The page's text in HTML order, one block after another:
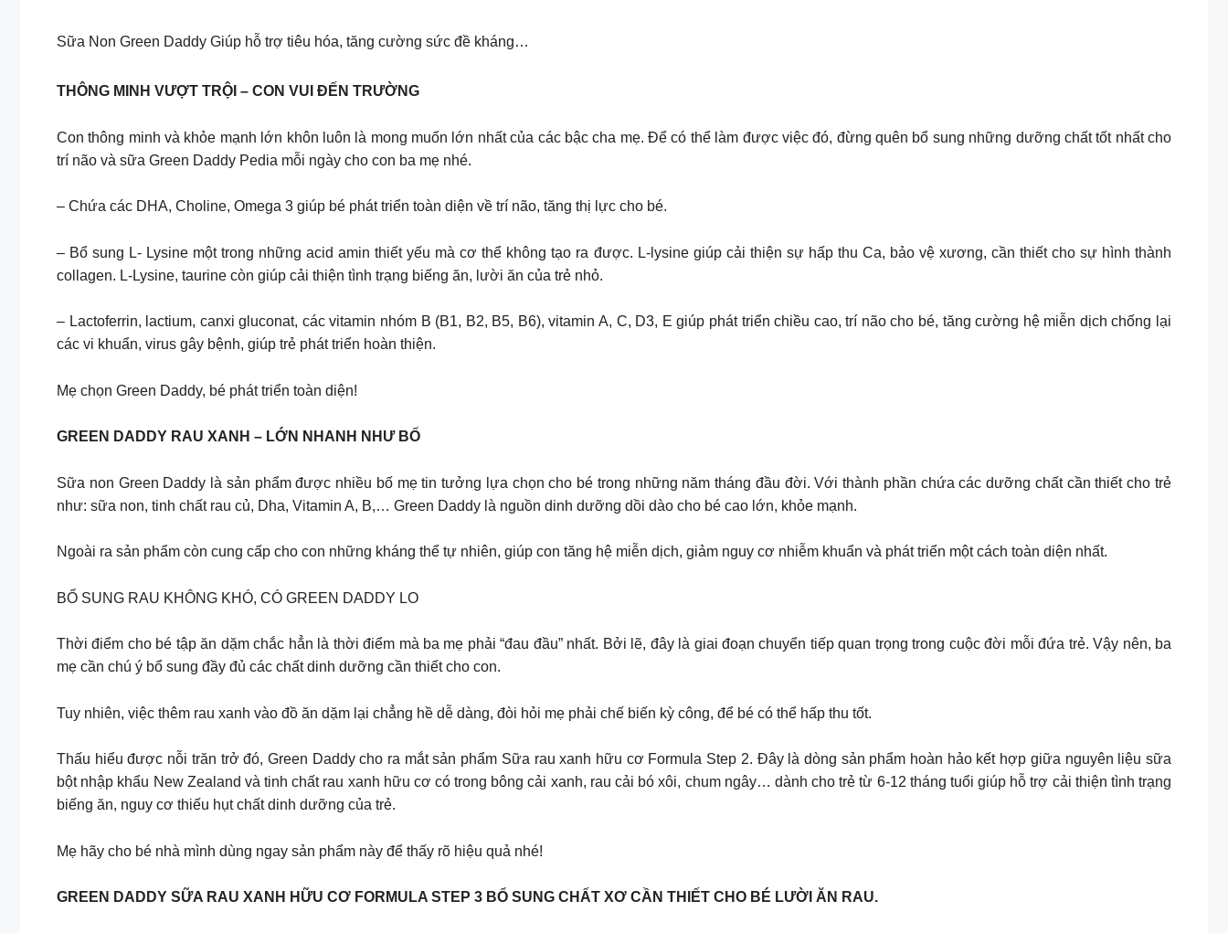
Sữa Non Green Daddy Giúp hỗ trợ tiêu hóa, tăng cường sức đề kháng…
THÔNG MINH VƯỢT TRỘI – CON VUI ĐẾN TRƯỜNG
Con thông minh và khỏe mạnh lớn khôn luôn là mong muốn lớn nhất của các bậc cha mẹ. Để có thể làm được việc đó, đừng quên bổ sung những dưỡng chất tốt nhất cho
trí não và sữa Green Daddy Pedia mỗi ngày cho con ba mẹ nhé.
– Chứa các DHA, Choline, Omega 3 giúp bé phát triển toàn diện về trí não, tăng thị lực cho bé.
– Bổ sung L- Lysine một trong những acid amin thiết yếu mà cơ thể không tạo ra được. L-lysine giúp cải thiện sự hấp thu Ca, bảo vệ xương, cần thiết cho sự hình thành
collagen. L-Lysine, taurine còn giúp cải thiện tình trạng biếng ăn, lười ăn của trẻ nhỏ.
– Lactoferrin, lactium, canxi gluconat, các vitamin nhóm B (B1, B2, B5, B6), vitamin A, C, D3, E giúp phát triển chiều cao, trí não cho bé, tăng cường hệ miễn dịch chống lại
các vi khuẩn, virus gây bệnh, giúp trẻ phát triển hoàn thiện.
Mẹ chọn Green Daddy, bé phát triển toàn diện!
GREEN DADDY RAU XANH – LỚN NHANH NHƯ BỐ
Sữa non Green Daddy là sản phẩm được nhiều bố mẹ tin tưởng lựa chọn cho bé trong những năm tháng đầu đời. Với thành phần chứa các dưỡng chất cần thiết cho trẻ
như: sữa non, tinh chất rau củ, Dha, Vitamin A, B,… Green Daddy là nguồn dinh dưỡng dồi dào cho bé cao lớn, khỏe mạnh.
Ngoài ra sản phẩm còn cung cấp cho con những kháng thể tự nhiên, giúp con tăng hệ miễn dịch, giảm nguy cơ nhiễm khuẩn và phát triển một cách toàn diện nhất.
BỔ SUNG RAU KHÔNG KHÓ, CÓ GREEN DADDY LO
Thời điểm cho bé tập ăn dặm chắc hẳn là thời điểm mà ba mẹ phải “đau đầu” nhất. Bởi lẽ, đây là giai đoạn chuyển tiếp quan trọng trong cuộc đời mỗi đứa trẻ. Vậy nên, ba
mẹ cần chú ý bổ sung đầy đủ các chất dinh dưỡng cần thiết cho con.
Tuy nhiên, việc thêm rau xanh vào đồ ăn dặm lại chẳng hề dễ dàng, đòi hỏi mẹ phải chế biến kỳ công, để bé có thể hấp thu tốt.
Thấu hiểu được nỗi trăn trở đó, Green Daddy cho ra mắt sản phẩm Sữa rau xanh hữu cơ Formula Step 2. Đây là dòng sản phẩm hoàn hảo kết hợp giữa nguyên liệu sữa
bột nhập khẩu New Zealand và tinh chất rau xanh hữu cơ có trong bông cải xanh, rau cải bó xôi, chum ngây… dành cho trẻ từ 6-12 tháng tuổi giúp hỗ trợ cải thiện tình trạng
biếng ăn, nguy cơ thiếu hụt chất dinh dưỡng của trẻ.
Mẹ hãy cho bé nhà mình dùng ngay sản phẩm này để thấy rõ hiệu quả nhé!
GREEN DADDY SỮA RAU XANH HỮU CƠ FORMULA STEP 3 BỔ SUNG CHẤT XƠ CẦN THIẾT CHO BÉ LƯỜI ĂN RAU.